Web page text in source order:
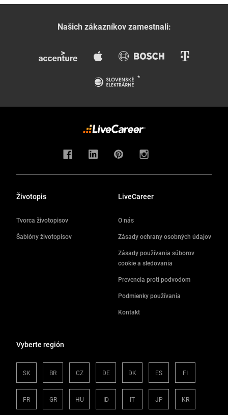
Našich zákazníkov zamestnali:
Životopis
Tvorca životopisov
Šablóny životopisov
LiveCareer
O nás
Zásady ochrany osobných údajov
Zásady používania súborov
cookie a sledovania
Prevencia proti podvodom
Podmienky používania
Kontakt
Vyberte región
SK BR CZ DE DK ES FI
FR GR HU ID IT JP KR